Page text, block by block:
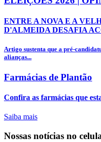
ENTRE A NOVA E A
D'ALMEIDA DESAFIA
Artigo sustenta que a pré-
alianças...
Farmácias de Plantão
Confira as farmácias que
Saiba mais
Nossas notícias no